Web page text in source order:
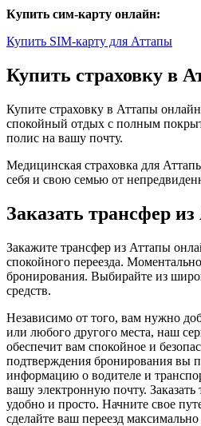
Купить сим-карту онлайн:
Купить SIM-карту для Аттапы
Купить страховку в
Купите страховку в Аттапы
спокойный отдых с полным
полис на вашу почту.
Медицинская страховка для
себя и свою семью от
Заказать трансфер
Закажите трансфер из Аттапы
спокойного переезда.
бронирования. Выбирайте из
средств.
Независимо от того, вам нужно
или любого другого места, наш
обеспечит вам спокойное и
подтверждения бронирования вы
информацию о водителе и
вашу электронную почту.
удобно и просто. Начните свое
сделайте ваш переезд